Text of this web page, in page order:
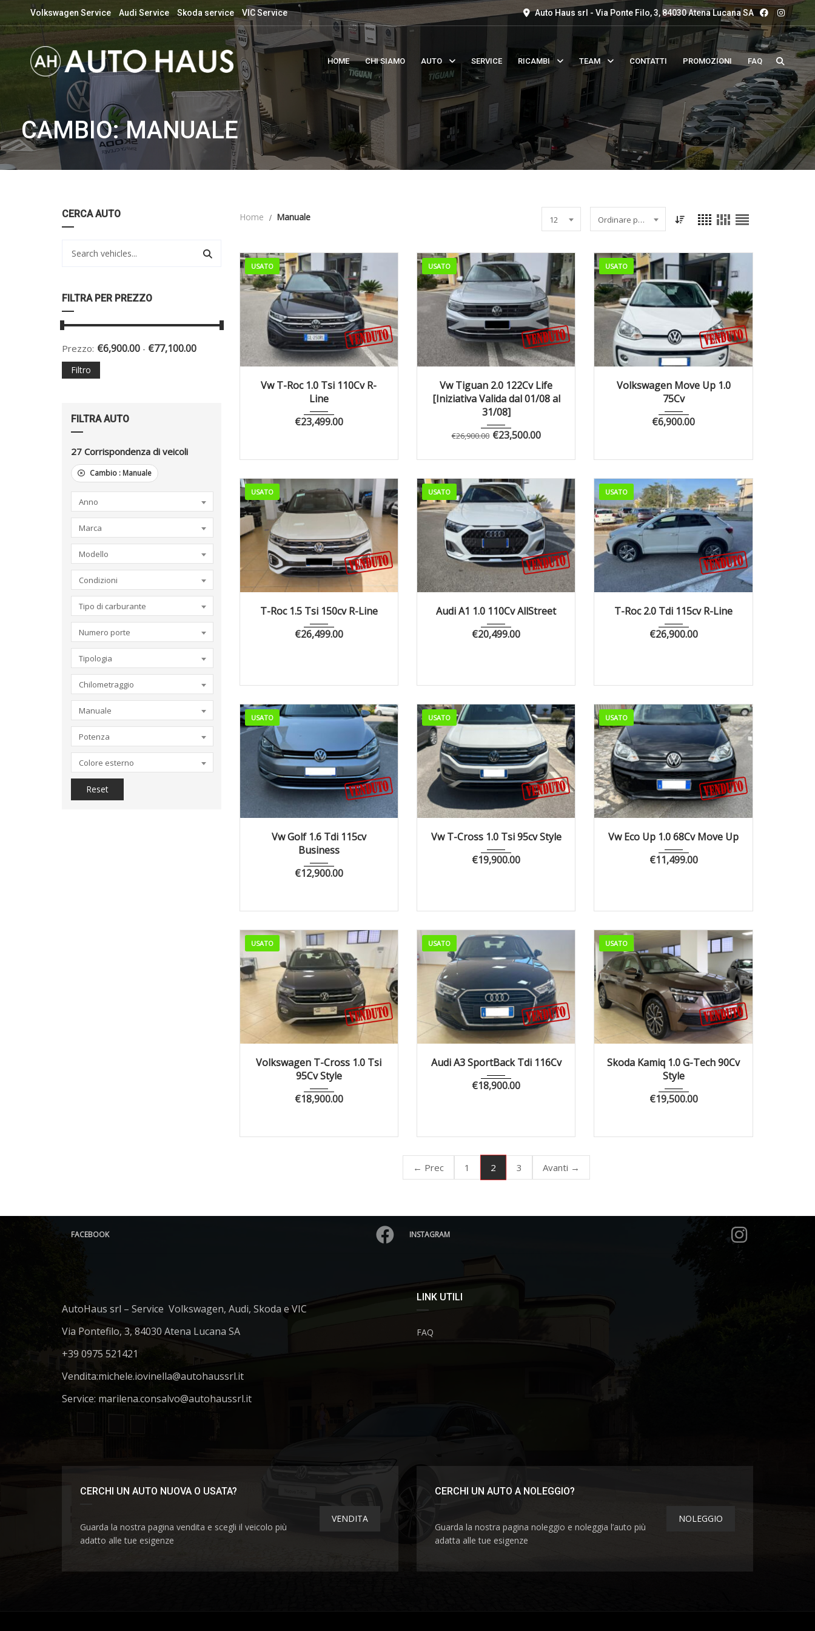
Volkswagen Service Audi Service Skoda service VIC Service Auto Haus srl - Via Ponte Filo, 3, 84030 Atena Lucana SA
HOME CHI SIAMO AUTO SERVICE RICAMBI TEAM CONTATTI PROMOZIONI FAQ
CAMBIO: MANUALE
CERCA AUTO
FILTRA PER PREZZO
Prezzo: €6,900.00 - €77,100.00
Filtro
FILTRA AUTO
27 Corrispondenza di veicoli
Cambio : Manuale
Anno
Marca
Modello
Condizioni
Tipo di carburante
Numero porte
Tipologia
Chilometraggio
Manuale
Potenza
Colore esterno
Reset
Home Manuale 12 Ordinare per data
USATO
2022 Manua... 46519
Vw T-Roc 1.0 Tsi 110Cv R-
Line
€23,499.00
USATO
2022 Manua... 40200
Vw Tiguan 2.0 122Cv Life
[Iniziativa Valida dal 01/08 al
31/08]
€26,900.00 €23,500.00
USATO
2016 Manua... 97350
Volkswagen Move Up 1.0
75Cv
€6,900.00
USATO
2022 Manua... 65000
T-Roc 1.5 Tsi 150cv R-Line
€26,499.00
USATO
2023 Manua...
Audi A1 1.0 110Cv AllStreet
€20,499.00
USATO
2023 Manua... 25790
T-Roc 2.0 Tdi 115cv R-Line
€26,900.00
USATO
2019 Manua... 157964
Vw Golf 1.6 Tdi 115cv
Business
€12,900.00
USATO
2023 Manua... 23139
Vw T-Cross 1.0 Tsi 95cv Style
€19,900.00
USATO
2021 Manua... 32000
Vw Eco Up 1.0 68Cv Move Up
€11,499.00
USATO
2022 Manua... 20085
Volkswagen T-Cross 1.0 Tsi
95Cv Style
€18,900.00
USATO
2019 Manua... 87362
Audi A3 SportBack Tdi 116Cv
€18,900.00
USATO
2021 Manua... 25000
Skoda Kamiq 1.0 G-Tech 90Cv
Style
€19,500.00
← Prec 1 2 3 Avanti →
FACEBOOK INSTAGRAM
AutoHaus srl – Service Volkswagen, Audi, Skoda e VIC
Via Pontefilo, 3, 84030 Atena Lucana SA
+39 0975 521421
Vendita:michele.iovinella@autohaussrl.it
Service: marilena.consalvo@autohaussrl.it
LINK UTILI
FAQ
CERCHI UN AUTO NUOVA O USATA?
Guarda la nostra pagina vendita e scegli il veicolo più
adatto alle tue esigenze
VENDITA
CERCHI UN AUTO A NOLEGGIO?
Guarda la nostra pagina noleggio e noleggia l’auto più
adatta alle tue esigenze
NOLEGGIO